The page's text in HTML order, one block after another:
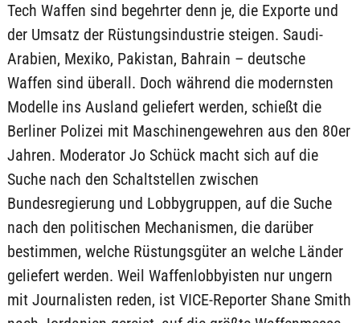
Tech Waffen sind begehrter denn je, die Exporte und
der Umsatz der Rüstungsindustrie steigen. Saudi-
Arabien, Mexiko, Pakistan, Bahrain – deutsche
Waffen sind überall. Doch während die modernsten
Modelle ins Ausland geliefert werden, schießt die
Berliner Polizei mit Maschinengewehren aus den 80er
Jahren. Moderator Jo Schück macht sich auf die
Suche nach den Schaltstellen zwischen
Bundesregierung und Lobbygruppen, auf die Suche
nach den politischen Mechanismen, die darüber
bestimmen, welche Rüstungsgüter an welche Länder
geliefert werden. Weil Waffenlobbyisten nur ungern
mit Journalisten reden, ist VICE-Reporter Shane Smith